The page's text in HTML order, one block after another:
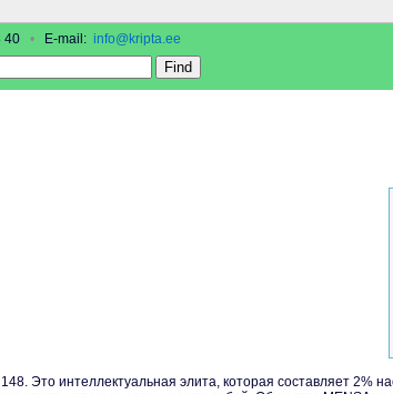
40 •E-mail: info@kripta.ee
Это интеллектуальная элита, которая составляет 2%